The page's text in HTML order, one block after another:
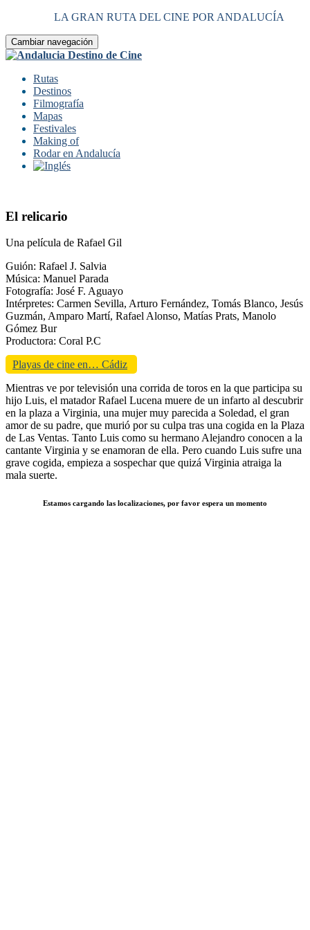
LA GRAN RUTA DEL CINE POR ANDALUCÍA
Cambiar navegación
Rutas
Destinos
Filmografía
Mapas
Festivales
Making of
Rodar en Andalucía
El relicario
Una película de Rafael Gil
Guión: Rafael J. Salvia
Música: Manuel Parada
Fotografía: José F. Aguayo
Intérpretes: Carmen Sevilla, Arturo Fernández, Tomás Blanco, Jesús
Guzmán, Amparo Martí, Rafael Alonso, Matías Prats, Manolo
Gómez Bur
Productora: Coral P.C
Playas de cine en… Cádiz
Mientras ve por televisión una corrida de toros en la que participa su
hijo Luis, el matador Rafael Lucena muere de un infarto al descubrir
en la plaza a Virginia, una mujer muy parecida a Soledad, el gran
amor de su padre, que murió por su culpa tras una cogida en la Plaza
de Las Ventas. Tanto Luis como su hermano Alejandro conocen a la
cantante Virginia y se enamoran de ella. Pero cuando Luis sufre una
grave cogida, empieza a sospechar que quizá Virginia atraiga la
mala suerte.
Estamos cargando las localizaciones, por favor espera un momento